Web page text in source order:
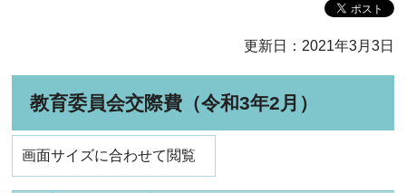
更新日：2021年3月3日
教育委員会交際費（令和3年2月）
画面サイズに合わせて閲覧